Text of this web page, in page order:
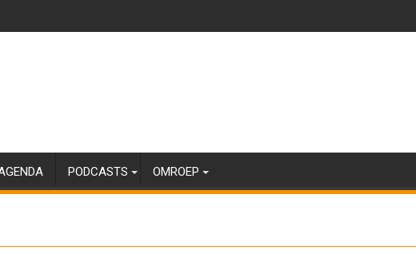
PODCASTS OMROEP